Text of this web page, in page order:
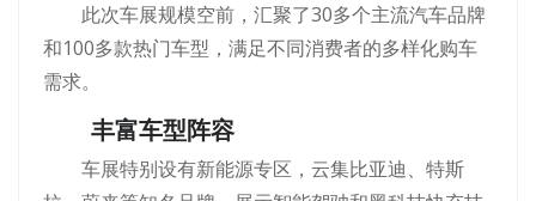
此次车展规模空前，汇聚了30多个主流汽车品牌
和100多款热门车型，满足不同消费者的多样化购车
需求。
丰富车型阵容
车展特别设有新能源专区，云集比亚迪、特斯